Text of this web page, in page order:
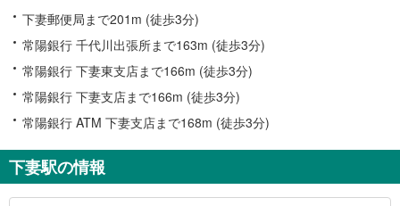
下妻郵便局まで201m (徒歩3分)
常陽銀行 千代川出張所まで163m (徒歩3分)
常陽銀行 下妻東支店まで166m (徒歩3分)
常陽銀行 下妻支店まで166m (徒歩3分)
常陽銀行 ATM 下妻支店まで168m (徒歩3分)
下妻駅の情報